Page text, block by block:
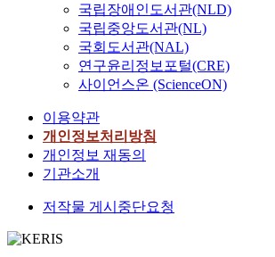
국립장애인도서관(NLD)
국립중앙도서관(NL)
국회도서관(NAL)
연구윤리정보포털(CRE)
사이언스온 (ScienceON)
이용약관
개인정보처리방침
개인정보 재동의
기관소개
저작물 게시중단요청